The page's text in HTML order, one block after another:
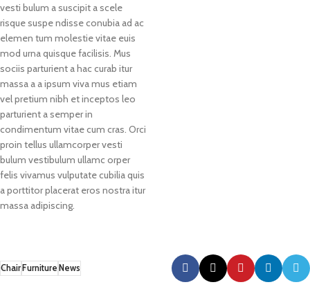
vesti bulum a suscipit a scele
risque suspe ndisse conubia ad ac
elemen tum molestie vitae euis
mod urna quisque facilisis. Mus
sociis parturient a hac curab itur
massa a a ipsum viva mus etiam
vel pretium nibh et inceptos leo
parturient a semper in
condimentum vitae cum cras. Orci
proin tellus ullamcorper vesti
bulum vestibulum ullamc orper
felis vivamus vulputate cubilia quis
a porttitor placerat eros nostra itur
massa adipiscing.
Chair Furniture News